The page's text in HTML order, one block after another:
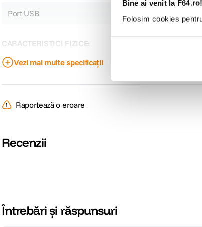
Bine ai venit la F64.ro!
Folosim cookies
Port USB Da
CARACTERISTICI FIZICE:
Dimensiuni
Greutate 125 gr
Cod producator
Vezi mai multe specificații
Raportează o eroare
Recenzii
Întrebări și răspunsuri